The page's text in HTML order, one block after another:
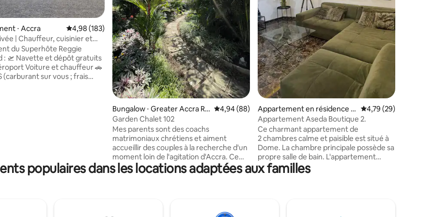
la base de 61 commentaires : 4,92 sur 5
⋅ Accra Évaluation moyenne sur la base de 183 commentaires : 4,98 sur 5
4,98 (183)
| Chauffeur, cuisinier et
du Superhôte Reggie
et chauffeur 🚗
(carburant sur vous ; frais
Bungalow ⋅ Greater Accra Re
gion
Évaluation moyenne sur la base de 88 commentaires : 4,94 sur 5
4,94 (88)
Garden Chalet 102
Mes parents sont des coachs
matrimoniaux chrétiens et aiment
accueillir des couples à la recherche d'un
moment loin de l'agitation d'Accra. Ce
chalet est l'un des 2 chalets d'un centre
de retraite dans un jardin qu'ils
naturels, y compris l'utilisation exclusive
Appartement en résidence ⋅
Taifa
Évaluation moyenne
4,79 (29)
Appartement Aseda Boutique 2.
Ce charmant appartement de
2 chambres calme et paisible est situé à
Dome. La chambre principale possède sa
propre salle de bain. L'appartement
dispose d'un beau balcon, d'une
télévision connectée à écran plat, de la
populaires dans les locations adaptées aux familles